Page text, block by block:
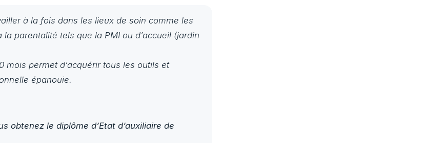
à la fois dans les lieux de soin comme les
parentalité tels que la PMI ou d’accueil (jardin
mois permet d’acquérir tous les outils et
épanouie.
obtenez le diplôme d’Etat d’auxiliaire de